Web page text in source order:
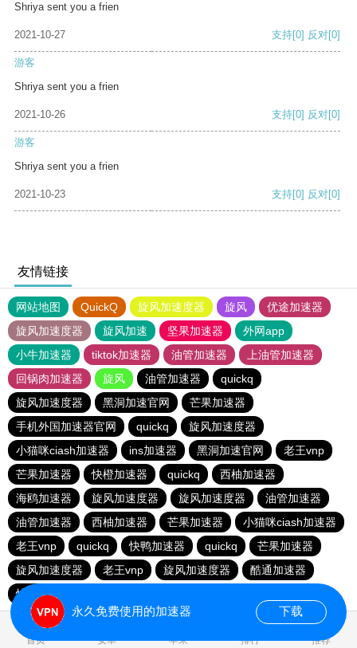
Shriya sent you a frien
2021-10-27 支持[0] 反对[0]
游客
Shriya sent you a frien
2021-10-26 支持[0] 反对[0]
游客
Shriya sent you a frien
2021-10-23 支持[0] 反对[0]
友情链接
网站地图 QuickQ 旋风加速度器 旋风
优途加速器
旋风加速度器
旋风加速 坚果加速器
外网app
小牛加速器
tiktok加速器 油管加速器
上油管加速器
回锅肉加速器
旋风 油管加速器
quickq
旋风加速度器
黑洞加速官网
芒果加速器
手机外国加速器官网
quickq
旋风加速度器
小猫咪ciash加速器
ins加速器 黑洞加速官网
老王vnp
芒果加速器
快橙加速器 quickq
西柚加速器
海鸥加速器
旋风加速度器 旋风加速度器
油管加速器
油管加速器
西柚加速器 芒果加速器
小猫咪ciash加速器
老王vnp
quickq 快鸭加速器 quickq
芒果加速器
旋风加速度器
老王vnp 旋风加速度器
酷通加速器
快橙加速器
首页 安卓 苹果 排行 推荐
永久免费使用的加速器 下载
0.217416s